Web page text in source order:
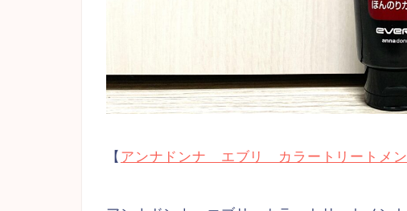
【 アンナドンナ エブリ カラートリートメ